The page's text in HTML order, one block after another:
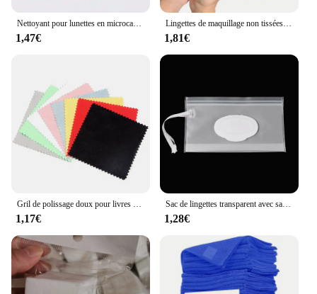
Nettoyant pour lunettes en microcarence de haute qualité, nettoyant pour lunettes, lentille, écran de téléphone, lingettes pour livres, chamois, gril, 5 pièces
1,47€
Lingettes de maquillage non tissées, portables, compressés, doux, visage de poulet, serviettes pour les mains, livres, 20 pièces
1,81€
Gril de polissage doux pour livres de documents argentés, outil de bijoux en or, lingette propre, 20 pièces, 50 pièces
1,17€
Sac de lingettes transparent avec sangle à pression, stockage de serviettes, poudres, facile à transporter, étui à masque écologique, récipient cosmétique réutilisable
1,28€